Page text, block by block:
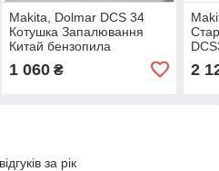
Makita, Dolmar DCS 34
Котушка Запалювання
Китай бензопила
1 060₴ 2
за рік